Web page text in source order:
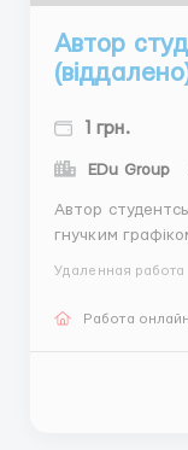
Автор
1 грн.
EDu Group
Автор
гнучким
картку •
закінченої ВО.
Удаленная работа
Работа онлайн